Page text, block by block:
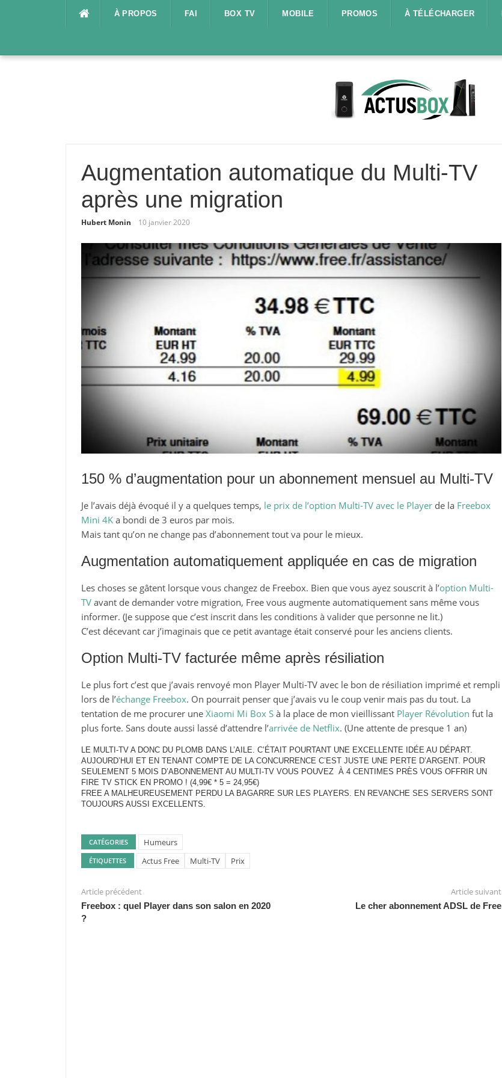
À PROPOS FAI BOX TV MOBILE PROMOS À TÉLÉCHARGER
Augmentation automatique du Multi-TV
après une migration
Hubert Monin 10 janvier 2020
150 % d’augmentation pour un abonnement mensuel au Multi-TV
Je l’avais déjà évoqué il y a quelques temps, le prix de l’option Multi-TV avec le Playerde la Freebox
Mini 4Ka bondi de 3 euros par mois.
Mais tant qu’on ne change pas d’abonnement tout va pour le mieux.
Augmentation automatiquement appliquée en cas de migration
Les choses se gâtent lorsque vous changez de Freebox. Bien que vous ayez souscrit à l’option Multi-
TVavant de demander votre migration, Free vous augmente automatiquement sans même vous
informer. (Je suppose que c’est inscrit dans les conditions à valider que personne ne lit.)
C’est décevant car j’imaginais que ce petit avantage était conservé pour les anciens clients.
Option Multi-TV facturée même après résiliation
Le plus fort c’est que j’avais renvoyé mon Player Multi-TV avec le bon de résiliation imprimé et rempli
lors de l’échange Freebox. On pourrait penser que j’avais vu le coup venir mais pas du tout. La
tentation de me procurer une Xiaomi Mi Box Sà la place de mon vieillissant Player Révolution fut la
plus forte. Sans doute aussi lassé d’attendre l’arrivée de Netflix. (Une attente de presque 1 an)
LE MULTI-TV A DONC DU PLOMB DANS L’AILE. C’ÉTAIT POURTANT UNE EXCELLENTE IDÉE AU DÉPART.
AUJOURD’HUI ET EN TENANT COMPTE DE LA CONCURRENCE C’EST JUSTE UNE PERTE D’ARGENT. POUR
SEULEMENT 5 MOIS D’ABONNEMENT AU MULTI-TV VOUS POUVEZ À 4 CENTIMES PRÈS VOUS OFFRIR UN
FIRE TV STICK EN PROMO ! (4,99€ * 5 = 24,95€)
FREE A MALHEUREUSEMENT PERDU LA BAGARRE SUR LES PLAYERS. EN REVANCHE SES SERVERS SONT
TOUJOURS AUSSI EXCELLENTS.
CATÉGORIES Humeurs
ÉTIQUETTES Actus Free Multi-TV Prix
Article précédent
Freebox : quel Player dans son salon en 2020
?
Article suivant
Le cher abonnement ADSL de Free